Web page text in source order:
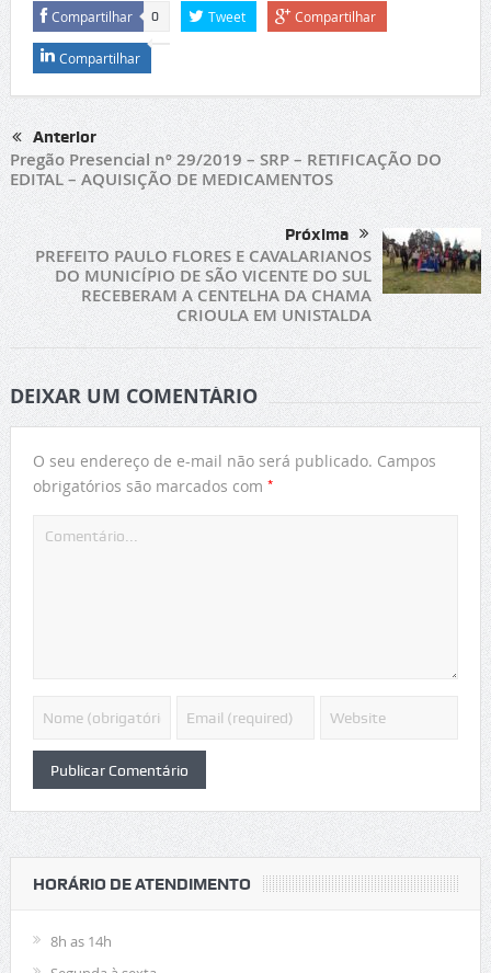
Compartilhar 0 Tweet Compartilhar
Compartilhar
Anterior
Pregão Presencial nº 29/2019 – SRP – RETIFICAÇÃO DO
EDITAL – AQUISIÇÃO DE MEDICAMENTOS
Próxima
PREFEITO PAULO FLORES E CAVALARIANOS
DO MUNICÍPIO DE SÃO VICENTE DO SUL
RECEBERAM A CENTELHA DA CHAMA
CRIOULA EM UNISTALDA
DEIXAR UM COMENTÁRIO
O seu endereço de e-mail não será publicado. Campos
obrigatórios são marcados com *
HORÁRIO DE ATENDIMENTO
8h as 14h